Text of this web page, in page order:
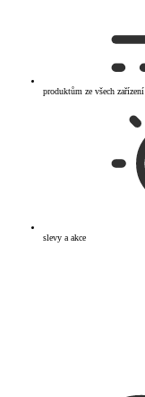
produktům ze všech zařízení
slevy a akce